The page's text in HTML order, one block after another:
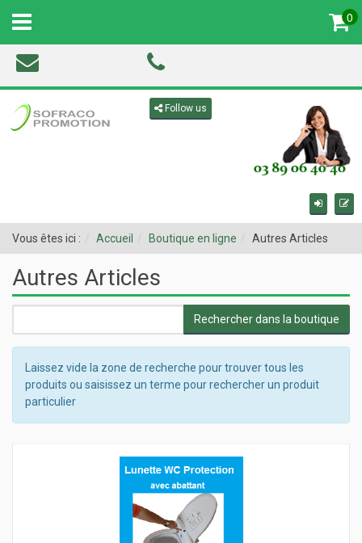
Follow us
0
MENU
Vous êtes ici : Accueil Boutique en ligne Autres Articles
Autres Articles
Laissez vide la zone de recherche pour trouver tous les
produits ou saisissez un terme pour rechercher un produit
particulier